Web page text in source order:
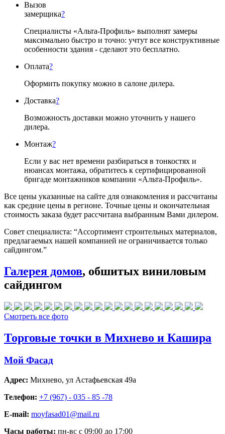
Вызов
замерщика?
Специалисты «Альта-Профиль» выполнят замеры
максимально быстро и точно: учтут все конструктивные
особенности здания - сделают это бесплатно.
Оплата?
Оформить покупку можно в салоне дилера.
Доставка?
Возможность доставки можно уточнить у нашего
дилера.
Монтаж?
Если у вас нет времени разбираться в тонкостях и
нюансах монтажа, обратитесь к сертифицированной
бригаде монтажников компании «Альта-Профиль».
Все цены указанные на сайте для ознакомления и рассчитаны
как средние цены в регионе. Точные цены и окончательная
стоимость заказа будет рассчитана выбранным Вами дилером.
Совет специалиста: “Ассортимент строительных материалов,
предлагаемых нашей компанией не ограничивается только
сайдингом.”
Галерея домов, обшитых виниловым
сайдингом
Смотреть все фото
Торговые точки в Михнево и Кашира
Мой Фасад
Адрес: Михнево, ул Астафьевская 49а
Телефон: +7 (967) - 035 - 85 -78
E-mail: moyfasad01@mail.ru
Часы работы: пн-вс с 09:00 до 17:00